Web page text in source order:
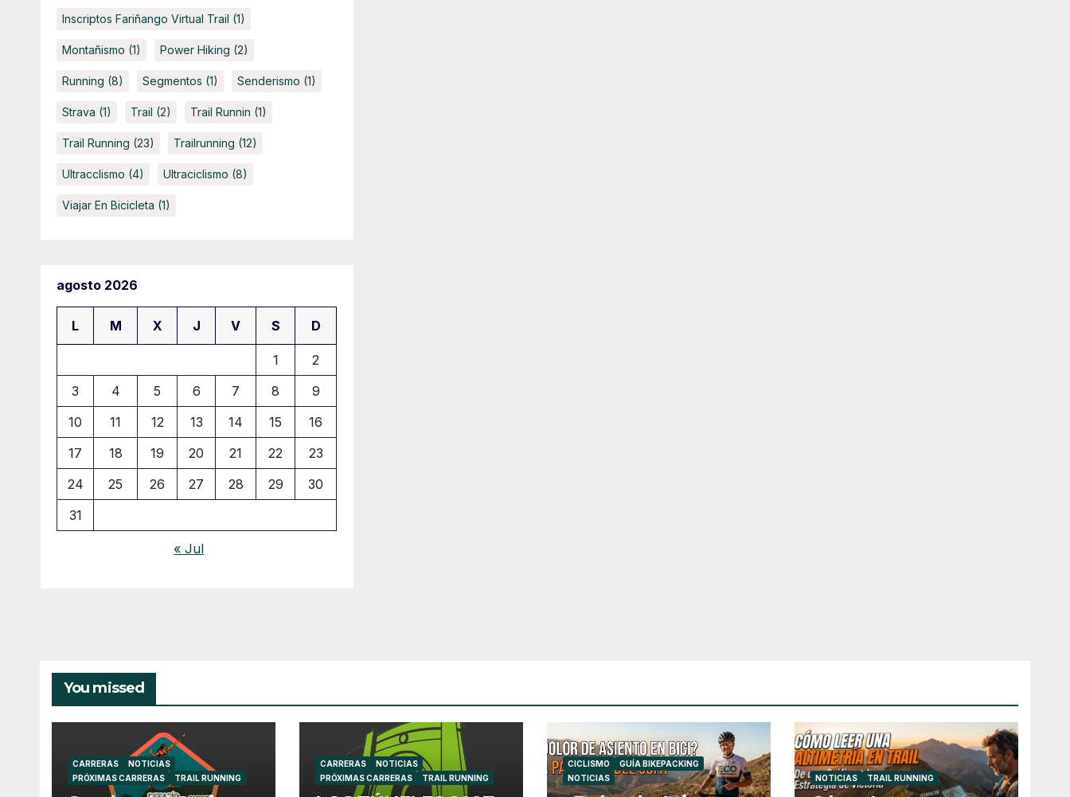
Inscriptos Fariñango Virtual Trail (1)
Montañismo (1) Power Hiking (2)
Running (8) Segmentos (1) Senderismo (1)
Strava (1) Trail (2) Trail Runnin (1)
Trail Running (23) Trailrunning (12)
Ultracclismo (4) Ultraciclismo (8)
Viajar En Bicicleta (1)
agosto 2026
L M X J V S D
1
2
3
4 5 6 7 8
9
10
11 12 13 14 15
16
17
18 19 20 21 22
23
24
25 26 27 28 29
30
31
« Jul
You missed
CARRERAS
NOTICIAS
PRÓXIMAS CARRERAS
TRAIL RUNNING
CARRERAS
NOTICIAS
PRÓXIMAS CARRERAS
TRAIL RUNNING
CICLISMO
GUÍA BIKEPACKING
NOTICIAS
NOTICIAS TRAIL RUNNING